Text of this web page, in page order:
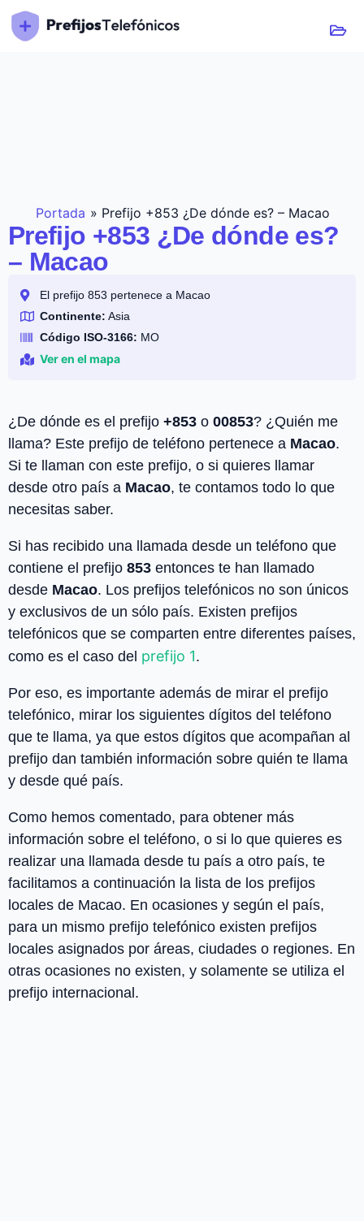
Portada » Prefijo +853 ¿De dónde es? – Macao
Prefijo +853 ¿De dónde es?
– Macao
El prefijo 853 pertenece a Macao
Continente: Asia
Código ISO-3166: MO
Ver en el mapa
¿De dónde es el prefijo +853 o 00853? ¿Quién me
llama? Este prefijo de teléfono pertenece a Macao.
Si te llaman con este prefijo, o si quieres llamar
desde otro país a Macao, te contamos todo lo que
necesitas saber.
Si has recibido una llamada desde un teléfono que
contiene el prefijo 853 entonces te han llamado
desde Macao. Los prefijos telefónicos no son únicos
y exclusivos de un sólo país. Existen prefijos
telefónicos que se comparten entre diferentes países,
como es el caso del prefijo 1.
Por eso, es importante además de mirar el prefijo
telefónico, mirar los siguientes dígitos del teléfono
que te llama, ya que estos dígitos que acompañan al
prefijo dan también información sobre quién te llama
y desde qué país.
Como hemos comentado, para obtener más
información sobre el teléfono, o si lo que quieres es
realizar una llamada desde tu país a otro país, te
facilitamos a continuación la lista de los prefijos
locales de Macao. En ocasiones y según el país,
para un mismo prefijo telefónico existen prefijos
locales asignados por áreas, ciudades o regiones. En
otras ocasiones no existen, y solamente se utiliza el
prefijo internacional.